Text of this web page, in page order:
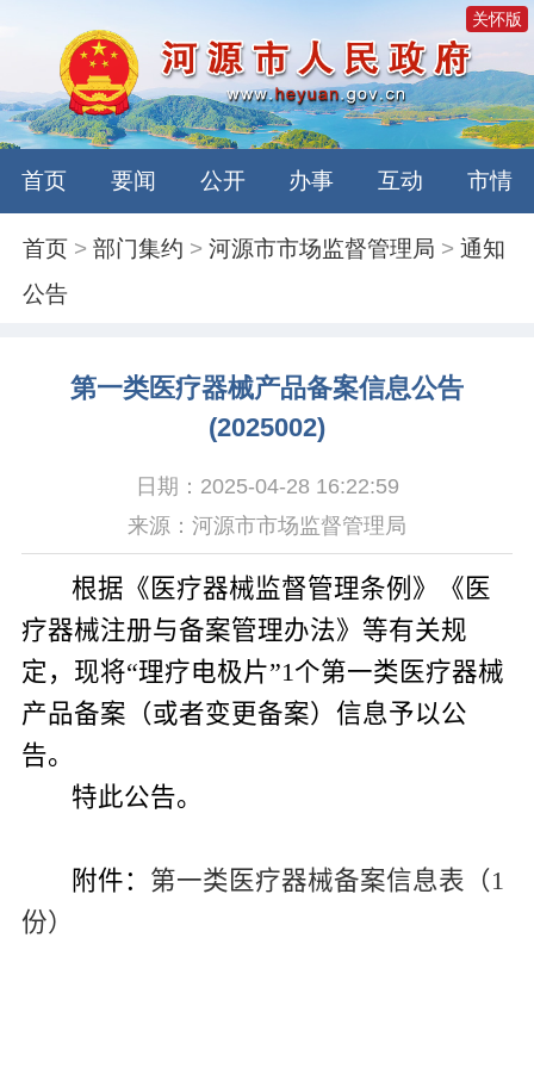
关怀版
首页 要闻 公开 办事 互动 市情
首页 >部门集约 >河源市市场监督管理局 >通知
公告
第一类医疗器械产品备案信息公告
(2025002)
日期：2025-04-28 16:22:59
来源：河源市市场监督管理局
根据《医疗器械监督管理条例》《医
疗器械注册与备案管理办法》等有关规
定，现将“理疗电极片”1 个第一类医疗器械
产品备案（或者变更备案）信息予以公
告。
特此公告。
附件： 第一类医疗器械备案信息表（1
份）